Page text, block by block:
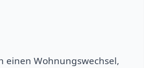
einen Wohnungswechsel,